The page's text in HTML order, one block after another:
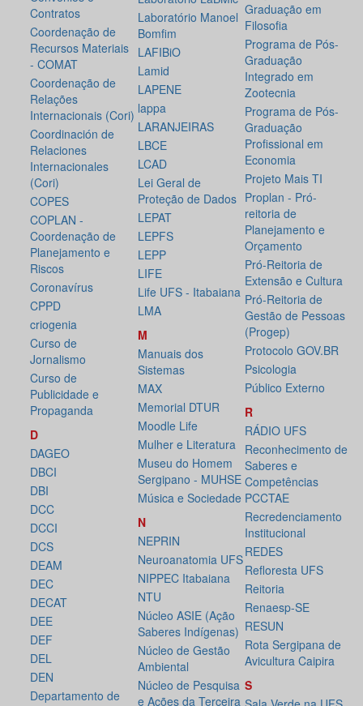
Contratos
Coordenação de
Recursos Materiais
- COMAT
Coordenação de
Relações
Internacionais (Cori)
Coordinación de
Relaciones
Internacionales
(Cori)
COPES
COPLAN -
Coordenação de
Planejamento e
Riscos
Coronavírus
CPPD
criogenia
Curso de
Jornalismo
Curso de
Publicidade e
Propaganda
D
DAGEO
DBCI
DBI
DCC
DCCI
DCS
DEAM
DEC
DECAT
DEE
DEF
DEL
DEN
Departamento de
Laboratório Manoel
Bomfim
LAFIBiO
Lamid
LAPENE
lappa
LARANJEIRAS
LBCE
LCAD
Lei Geral de
Proteção de Dados
LEPAT
LEPFS
LEPP
LIFE
Life UFS - Itabaiana
LMA
M
Manuais dos
Sistemas
MAX
Memorial DTUR
Moodle Life
Mulher e Literatura
Museu do Homem
Sergipano - MUHSE
Música e Sociedade
N
NEPRIN
Neuroanatomia UFS
NIPPEC Itabaiana
NTU
Núcleo ASIE (Ação
Saberes Indígenas)
Núcleo de Gestão
Ambiental
Núcleo de Pesquisa
e Ações da Terceira
Graduação em
Filosofia
Programa de Pós-
Graduação
Integrado em
Zootecnia
Programa de Pós-
Graduação
Profissional em
Economia
Projeto Mais TI
Proplan - Pró-
reitoria de
Planejamento e
Orçamento
Pró-Reitoria de
Extensão e Cultura
Pró-Reitoria de
Gestão de Pessoas
(Progep)
Protocolo GOV.BR
Psicologia
Público Externo
R
RÁDIO UFS
Reconhecimento de
Saberes e
Competências
PCCTAE
Recredenciamento
Institucional
REDES
Refloresta UFS
Reitoria
Renaesp-SE
RESUN
Rota Sergipana de
Avicultura Caipira
S